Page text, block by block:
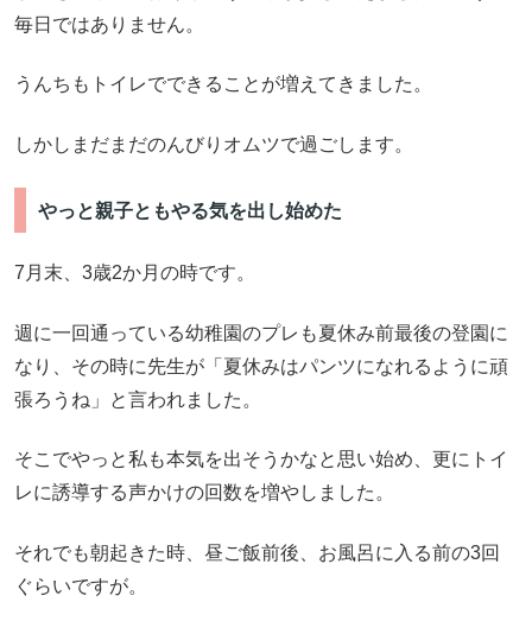
毎日ではありません。
うんちもトイレでできることが増えてきました。
しかしまだまだのんびりオムツで過ごします。
やっと親子ともやる気を出し始めた
7月末、3歳2か月の時です。
週に一回通っている幼稚園のプレも夏休み前最後の登園に
なり、その時に先生が「夏休みはパンツになれるように頑
張ろうね」と言われました。
そこでやっと私も本気を出そうかなと思い始め、更にトイ
レに誘導する声かけの回数を増やしました。
それでも朝起きた時、昼ご飯前後、お風呂に入る前の3回
ぐらいですが。